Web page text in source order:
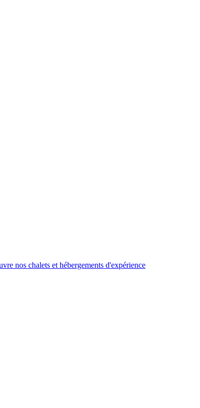
nos chalets et hébergements d'expérience